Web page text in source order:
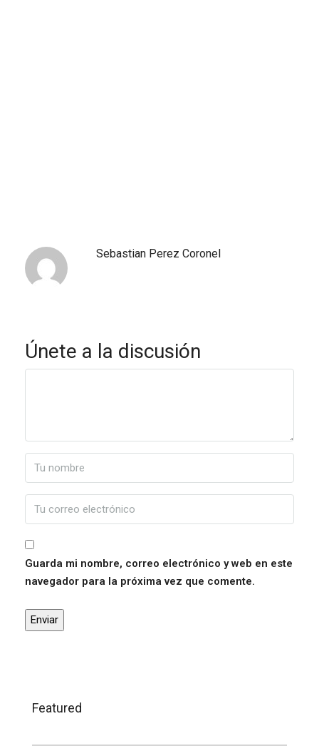
Sebastian Perez Coronel
Únete a la discusión
Guarda mi nombre, correo electrónico y web en este
navegador para la próxima vez que comente.
Featured